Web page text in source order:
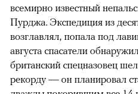
всемирно известный
Пурджа. Экспедиция из
возглавлял, попала под
августа спасатели
британский спецназовец
рекорду — он планировал